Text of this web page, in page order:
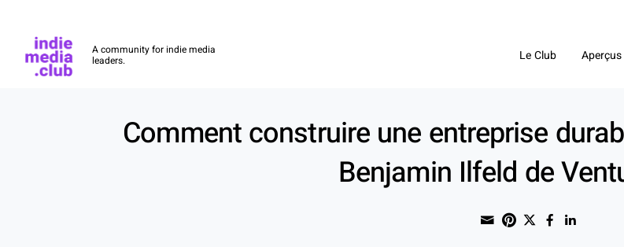
A community for indie media
leaders.
Le Club Aperçus
Comment construire une entreprise
Benjamin Ilfeld de
Share through
Print this page
Share on
Share on
Share